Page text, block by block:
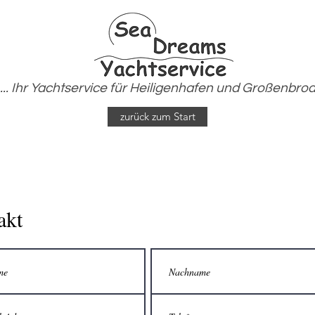
... Ihr Yachtservice für Heiligenhafen und
zurück zum Start